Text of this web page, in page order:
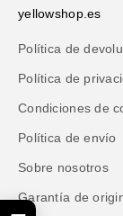
yellowshop.es
Política de
Política de
Condiciones de
Política de envío
Sobre nosotros
Garantía de